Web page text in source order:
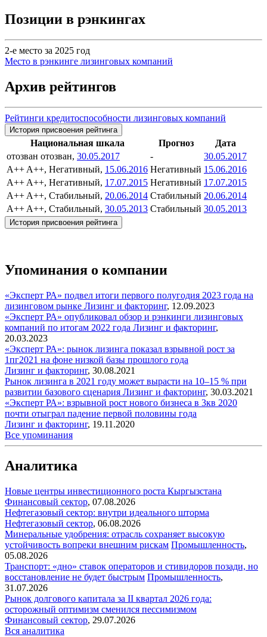
Позиции в рэнкингах
2-е место за 2025 год
Место в рэнкинге лизинговых компаний
Архив рейтингов
Рейтинги кредитоспособности лизинговых компаний
История присвоения рейтинга
Национальная шкала Прогноз
Дата
отозван отозван, 30.05.2017 -
30.05.2017
A++ A++, Негативный, 15.06.2016 Негативный 15.06.2016
A++ A++, Негативный, 17.07.2015 Негативный 17.07.2015
A++ A++, Стабильный, 20.06.2014 Стабильный 20.06.2014
A++ A++, Стабильный, 30.05.2013 Стабильный 30.05.2013
История присвоения рейтинга
Упоминания о компании
«Эксперт РА» подвел итоги первого полугодия 2023 года на
лизинговом рынке Лизинг и факторинг, 12.09.2023
«Эксперт РА» опубликовал обзор и рэнкинги лизинговых
компаний по итогам 2022 года Лизинг и факторинг,
20.03.2023
«Эксперт РА»: рынок лизинга показал взрывной рост за
1пг2021 на фоне низкой базы прошлого года
Лизинг и факторинг, 30.08.2021
Рынок лизинга в 2021 году может вырасти на 10–15 % при
развитии базового сценария Лизинг и факторинг, 30.03.2021
«Эксперт РА»: взрывной рост нового бизнеса в 3кв 2020
почти отыграл падение первой половины года
Лизинг и факторинг, 19.11.2020
Все упоминания
Аналитика
Новые центры инвестиционного роста Кыргызстана
Финансовый сектор, 07.08.2026
Нефтегазовый сектор: внутри идеального шторма
Нефтегазовый сектор, 06.08.2026
Минеральные удобрения: отрасль сохраняет высокую
устойчивость вопреки внешним рискам Промышленность,
05.08.2026
Транспорт: «дно» ставок операторов и стивидоров позади, но
восстановление не будет быстрым Промышленность,
31.07.2026
Рынок долгового капитала за II квартал 2026 года:
осторожный оптимизм сменился пессимизмом
Финансовый сектор, 29.07.2026
Вся аналитика